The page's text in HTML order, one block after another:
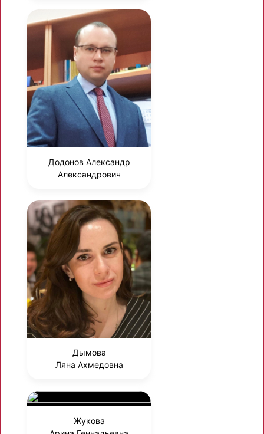
Додонов Александр
Александрович
Дымова
Ляна Ахмедовна
Жукова